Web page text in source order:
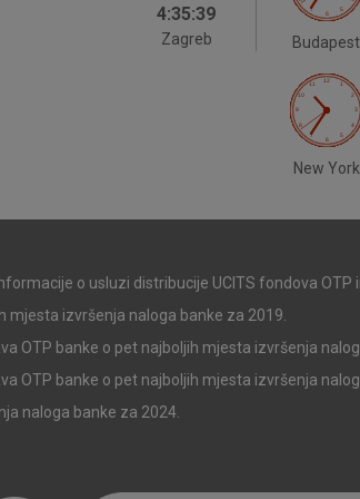
4:35:40
Zagreb Budapest
New York
o usluzi distribucije UCITS fondova OTP
mjesta izvršenja naloga banke za 2019.
OTP banke o pet najboljih mjesta izvršenja
OTP banke o pet najboljih mjesta izvršenja
naloga banke za 2024.
koje bi vas mogle identificirati.